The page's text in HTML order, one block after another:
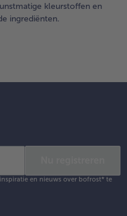
kleurstoffen en
ingrediënten.
en nieuws over bofrost* te